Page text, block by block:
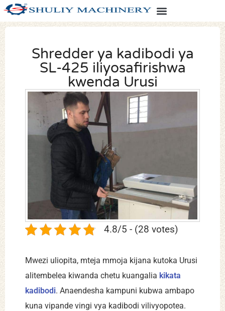
Shredder ya kadibodi ya
SL-425 iliyosafirishwa
kwenda Urusi
4.8/5 - (28 votes)
Mwezi uliopita, mteja mmoja kijana kutoka Urusi
alitembelea kiwanda chetu kuangalia kikata
kadibodi. Anaendesha kampuni kubwa ambapo
kuna vipande vingi vya kadibodi vilivyopotea.